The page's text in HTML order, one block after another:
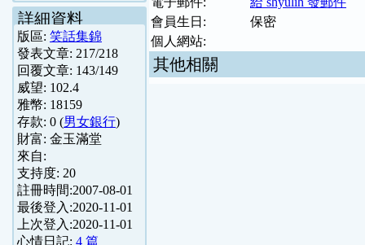
詳細資料
版區: 笑話集錦
發表文章: 217/218
回覆文章: 143/149
威望: 102.4
雅幣: 18159
存款: 0 (男女銀行)
財富: 金玉滿堂
來自:
支持度: 20
註冊時間:2007-08-01
最後登入:2020-11-01
上次登入:2020-11-01
心情日記: 4 篇
會員生日:
保密
個人網站:
其他相關